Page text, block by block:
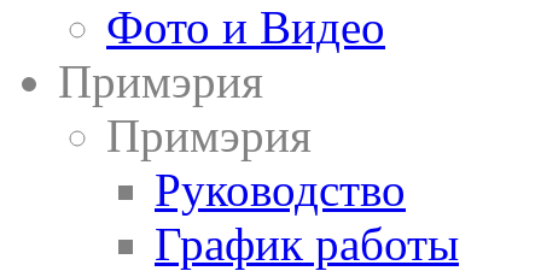
Фото и Видео
Примэрия
Примэрия
Руководство
График работы